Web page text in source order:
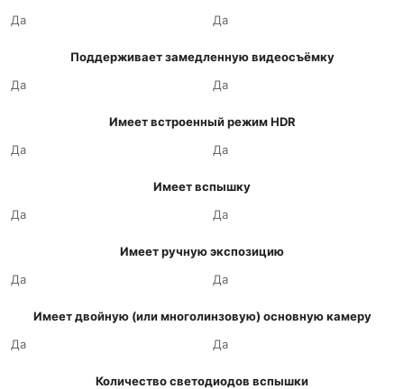
Да
Да
Поддерживает замедленную видеосъёмку
Да
Да
Имеет встроенный режим HDR
Да
Да
Имеет вспышку
Да
Да
Имеет ручную экспозицию
Да
Да
Имеет двойную (или многолинзовую) основную камеру
Да
Да
Количество светодиодов вспышки